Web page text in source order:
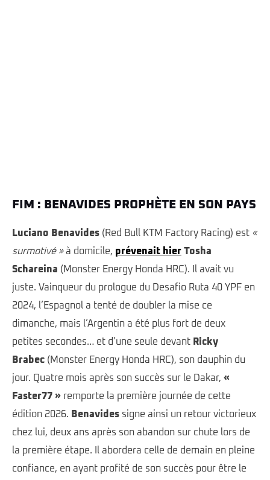
FIM : BENAVIDES PROPHÈTE EN SON PAYS
Luciano Benavides (Red Bull KTM Factory Racing) est «
surmotivé »à domicile, prévenait hier Tosha
Schareina (Monster Energy Honda HRC). Il avait vu
juste. Vainqueur du prologue du Desafio Ruta 40 YPF en
2024, l’Espagnol a tenté de doubler la mise ce
dimanche, mais l’Argentin a été plus fort de deux
petites secondes… et d’une seule devant Ricky
Brabec (Monster Energy Honda HRC), son dauphin du
jour. Quatre mois après son succès sur le Dakar, «
Faster77 » remporte la première journée de cette
édition 2026. Benavides signe ainsi un retour victorieux
chez lui, deux ans après son abandon sur chute lors de
la première étape. Il abordera celle de demain en pleine
confiance, en ayant profité de son succès pour être le